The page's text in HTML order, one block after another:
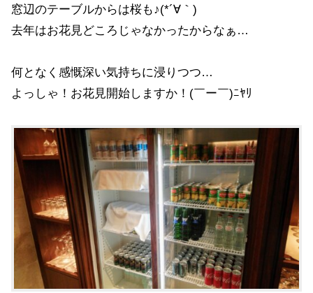
窓辺のテーブルからは桜も♪(*´∀｀)
去年はお花見どころじゃなかったからなぁ…
何となく感慨深い気持ちに浸りつつ…
よっしゃ！お花見開始しますか！(￣ー￣)ﾆﾔﾘ